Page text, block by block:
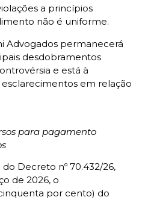
a princípios
não é uniforme.
Advogados permanecerá
desdobramentos
e está à
em relação
para pagamento
Decreto nº 70.432/26,
de 2026, o
por cento) do